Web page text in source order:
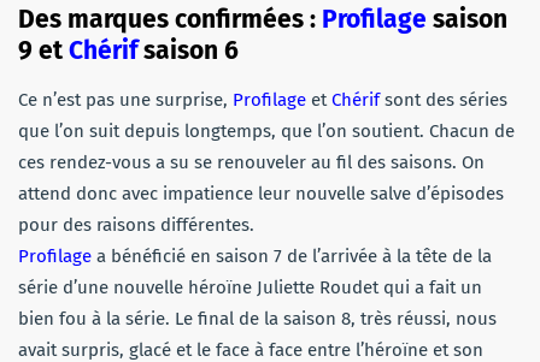
Des marques confirmées : Profilage saison
9 etChérifsaison 6
Ce n’est pas une surprise, Profilage et Chérifsont des séries
que l’on suit depuis longtemps, que l’on soutient. Chacun de
ces rendez-vous a su se renouveler au fil des saisons. On
attend donc avec impatience leur nouvelle salve d’épisodes
pour des raisons différentes.
Profilage a bénéficié en saison 7 de l’arrivée à la tête de la
série d’une nouvelle héroïne Juliette Roudet qui a fait un
bien fou à la série. Le final de la saison 8, très réussi, nous
avait surpris, glacé et le face à face entre l’héroïne et son